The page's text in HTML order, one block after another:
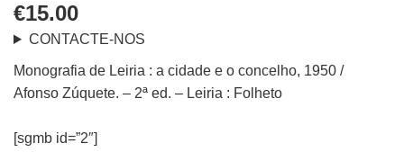
€15.00
CONTACTE-NOS
Monografia de Leiria : a cidade e o concelho, 1950 /
Afonso Zúquete. – 2ª ed. – Leiria : Folheto
[sgmb id=”2″]